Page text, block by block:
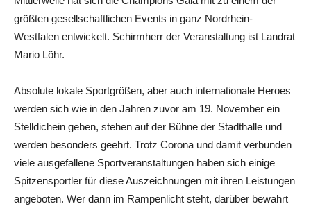
größten gesellschaftlichen Events in ganz Nordrhein-
Westfalen entwickelt. Schirmherr der Veranstaltung ist Landrat
Mario Löhr.
Absolute lokale Sportgrößen, aber auch internationale Heroes
werden sich wie in den Jahren zuvor am 19. November ein
Stelldichein geben, stehen auf der Bühne der Stadthalle und
werden besonders geehrt. Trotz Corona und damit verbunden
viele ausgefallene Sportveranstaltungen haben sich einige
Spitzensportler für diese Auszeichnungen mit ihren Leistungen
angeboten. Wer dann im Rampenlicht steht, darüber bewahrt